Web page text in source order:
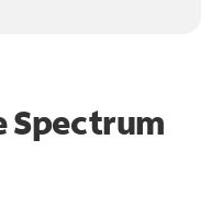
Spectrum